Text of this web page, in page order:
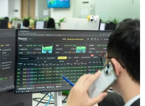
chặt chẽ diễn biến của mưa,
triển khai các biện pháp
an toàn tính mạng, hạn chế
người dân, trong đó cần
chủ động di dời dân cư khỏi
nguy cơ cao xảy ra lũ quét,